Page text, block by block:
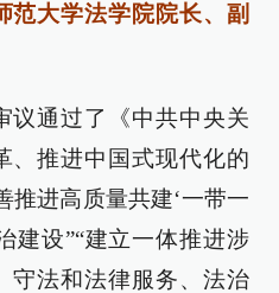
范大学法学院院长、副
议通过了《中共中央关
、推进中国式现代化的
推进高质量共建‘一带一
建设”“建立一体推进涉
守法和法律服务、法治